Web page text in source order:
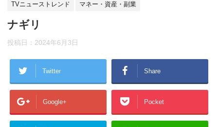
TVニューストレンド マネー・資産・副業
ナギリ
投稿日： 2024年6月3日
Twitter Share
Google+ Pocket